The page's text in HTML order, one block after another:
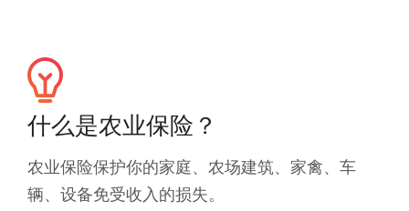
什么是农业保险？
农业保险保护你的家庭、农场建筑、家禽、车
辆、设备免受收入的损失。